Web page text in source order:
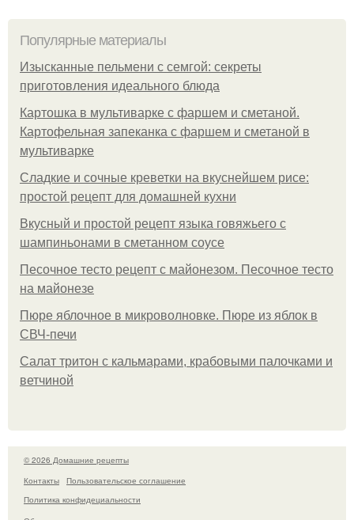
Популярные материалы
Изысканные пельмени с семгой: секреты
приготовления идеального блюда
Картошка в мультиварке с фаршем и сметаной.
Картофельная запеканка с фаршем и сметаной в
мультиварке
Сладкие и сочные креветки на вкуснейшем рисе:
простой рецепт для домашней кухни
Вкусный и простой рецепт языка говяжьего с
шампиньонами в сметанном соусе
Песочное тесто рецепт с майонезом. Песочное тесто
на майонезе
Пюре яблочное в микроволновке. Пюре из яблок в
СВЧ-печи
Салат тритон с кальмарами, крабовыми палочками и
ветчиной
© 2026 Домашние рецепты
Контакты
Пользовательское соглашение
Политика конфидециальности